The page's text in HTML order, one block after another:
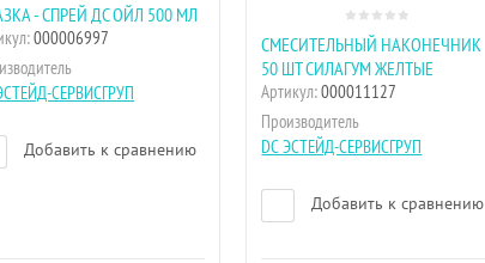
- СПРЕЙ ДС ОЙЛ 500 МЛ
000006997
СЕРВИСГРУП
Добавить к сравнению
СМЕСИТЕЛЬНЫЙ НАКОНЕЧНИК
50 ШТ СИЛАГУМ ЖЕЛТЫЕ
Артикул:000011127
Производитель
DC ЭСТЕЙД-СЕРВИСГРУП
Добавить к сравнению